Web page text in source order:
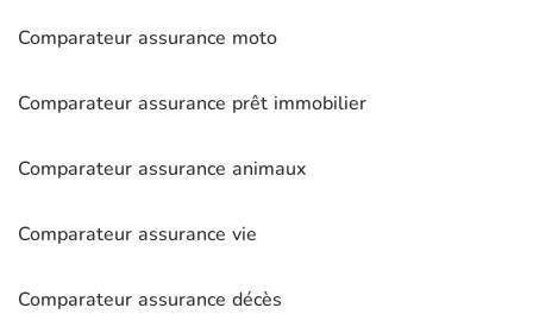
Comparateur assurance moto
Comparateur assurance prêt immobilier
Comparateur assurance animaux
Comparateur assurance vie
Comparateur assurance décès